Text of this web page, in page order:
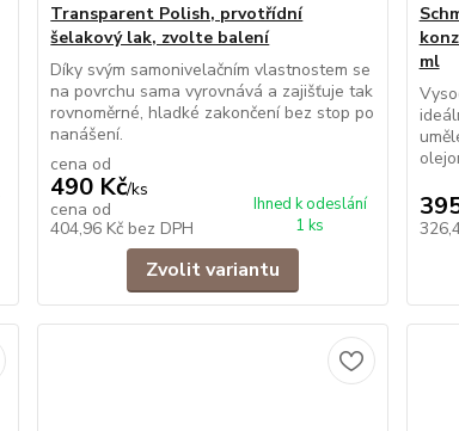
Transparent Polish, prvotřídní
šelakový lak, zvolte balení
Díky svým samonivelačním vlastnostem se
na povrchu sama vyrovnává a zajišťuje tak
rovnoměrné, hladké zakončení bez stop po
nanášení.
cena od
490 Kč/ks
cena od
404,96 Kč bez DPH
Ihned k odeslání
1 ks
Zvolit variantu
ml